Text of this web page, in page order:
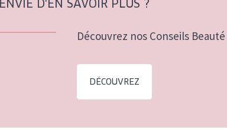
ENVIE D'EN SAVOIR PLUS ?
Découvrez nos Conseils
DÉCOUVREZ